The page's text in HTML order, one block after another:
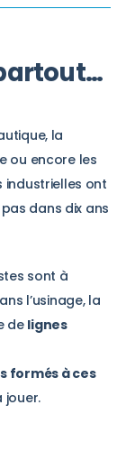
la
ou encore les
industrielles ont
pas dans dix ans
sont à
l’usinage, la
de lignes
formés à ces
jouer.